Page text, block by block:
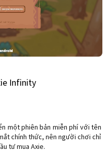
Infinity
một phiên bản miễn phí với tên
chính thức, nên người chơi chỉ
tư mua Axie.